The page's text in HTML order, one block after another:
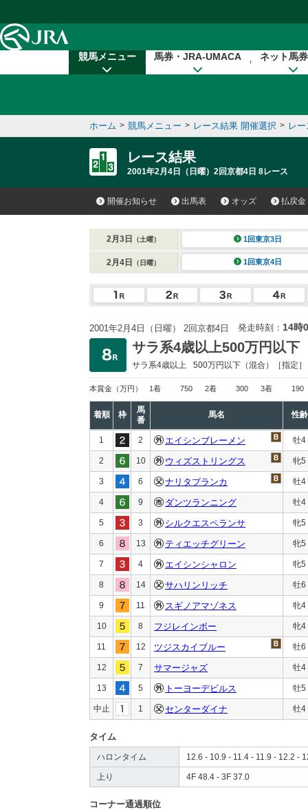
競馬メニュー 馬券・JRA-UMACA ネット馬
ホーム > 競馬メニュー > レース結果 開催選択 > レ
レース結果
2001年2月4日（日曜）2回京都4日 8レース
開催お知らせ 出馬表 オッズ 払戻金
2月3日 （土曜） 1回東京3日
2月4日 （日曜） 1回東京4日
2001年2月4日（日曜） 2回京都4日 発走時刻： 14時
サラ系4歳以上500万円以下
サラ系4歳以上 500万円以下 （混合）［指定］
本賞金 （万円） 1着 750 2着 300 3着 190
着順 枠
馬
番
馬名 性齢
1 2 エイシンブレーメン 牡4
2 10 ウィズストリングス 牝5
3 6 ナリタブランカ 牡4
4 9 ダンツランニング 牡4
5 3 シルクエスペランサ 牝5
6 13 ティエッチグリーン 牝5
7 4 エイシンシャロン 牝5
8 14 サハリンリッチ 牡6
9 11 スギノアマゾネス 牝4
10 8 フジレインボー 牝4
11 12 ツジスカイブルー 牡6
12 7 サマージャズ 牡4
13 5 トーヨーデビルス 牡5
中止 1 センターダイナ 牡4
タイム
ハロンタイム 12.6 - 10.9 - 11.4 - 11.9 - 12.2 -
上り 4F 48.4 - 3F 37.0
コーナー通過順位